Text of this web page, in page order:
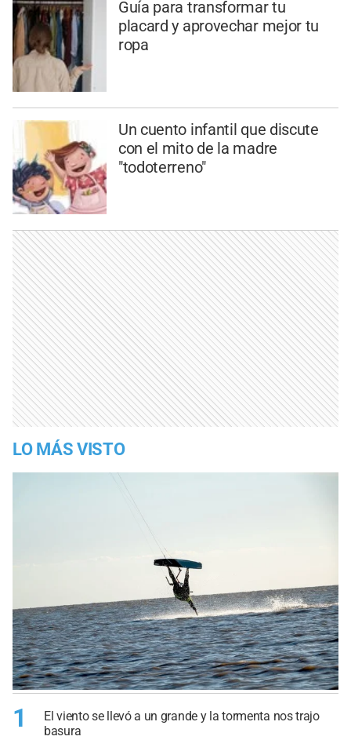
Guía para transformar tu
placard y aprovechar mejor tu
ropa
Un cuento infantil que discute
con el mito de la madre
"todoterreno"
LO MÁS VISTO
1
El viento se llevó a un grande y la tormenta nos trajo
basura